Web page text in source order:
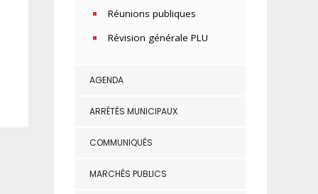
Réunions publiques
Révision générale PLU
AGENDA
ARRÊTÉS MUNICIPAUX
COMMUNIQUÉS
MARCHÉS PUBLICS